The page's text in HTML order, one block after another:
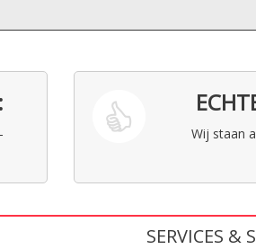
Wij staan
SERVICES &